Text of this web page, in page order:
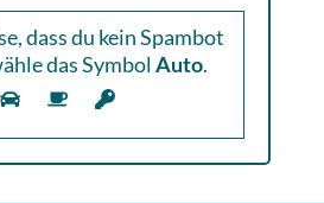
dass du kein Spambot
das SymbolAuto.